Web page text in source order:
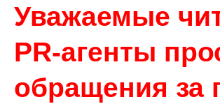
Уважаемые
PR-агенты
обращения за